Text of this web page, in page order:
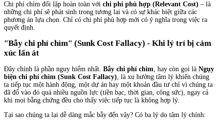
Chi phí chìm đối lập hoàn toàn với chi phí phù hợp (Relevant Cost) – là
những chi phí sẽ phát sinh trong tương lai và có sự khác biệt giữa các
phương án lựa chọn. Chỉ có chi phí phù hợp mới có ý nghĩa trong việc ra
quyết định.
"Bẫy chi phí chìm" (Sunk Cost Fallacy) - Khi lý trí bị cảm
xúc lấn át
Đây chính là phần nguy hiểm nhất. Bẫy chi phí chìm , hay còn gọi là Ngụy
biện chi phí chìm (Sunk Cost Fallacy) , là xu hướng tâm lý khiến chúng
ta tiếp tục một hành động, một dự án hay một khoản đầu tư chỉ vì chúng ta
đã đổ vào đó quá nhiều nguồn lực (tiền bạc, thời gian, công sức), ngay cả
khi mọi bằng chứng đều cho thấy việc tiếp tục là không hợp lý.
Tại sao chúng ta lại dễ dàng mắc bẫy đến vậy? Có ba lý do tâm lý chính: